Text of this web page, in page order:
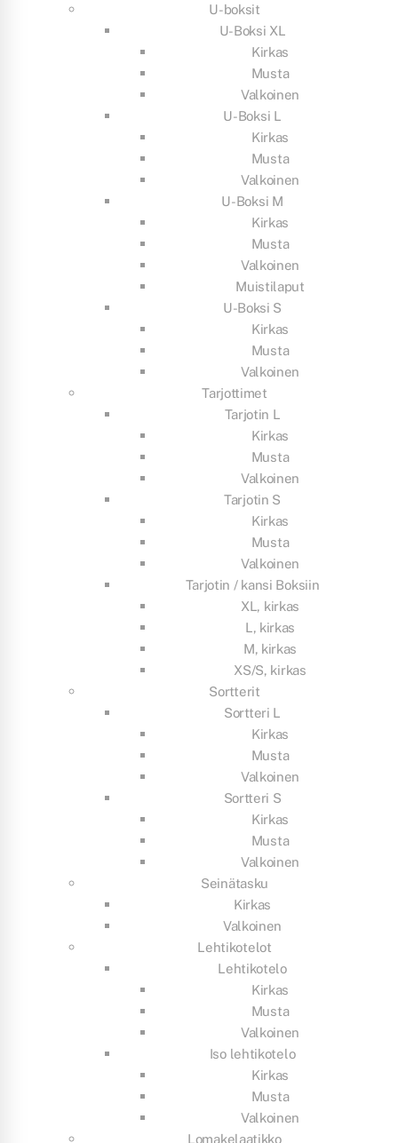
U-boksit
U-Boksi XL
Kirkas
Musta
Valkoinen
U-Boksi L
Kirkas
Musta
Valkoinen
U-Boksi M
Kirkas
Musta
Valkoinen
Muistilaput
U-Boksi S
Kirkas
Musta
Valkoinen
Tarjottimet
Tarjotin L
Kirkas
Musta
Valkoinen
Tarjotin S
Kirkas
Musta
Valkoinen
Tarjotin / kansi Boksiin
XL, kirkas
L, kirkas
M, kirkas
XS/S, kirkas
Sortterit
Sortteri L
Kirkas
Musta
Valkoinen
Sortteri S
Kirkas
Musta
Valkoinen
Seinätasku
Kirkas
Valkoinen
Lehtikotelot
Lehtikotelo
Kirkas
Musta
Valkoinen
Iso lehtikotelo
Kirkas
Musta
Valkoinen
Lomakelaatikko